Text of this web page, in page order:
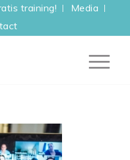
training!
Media